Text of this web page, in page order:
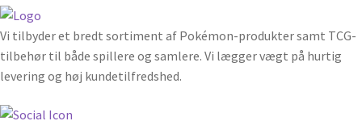
Vi tilbyder et bredt sortiment af Pokémon-produkter samt TCG-
tilbehør til både spillere og samlere. Vi lægger vægt på hurtig
levering og høj kundetilfredshed.